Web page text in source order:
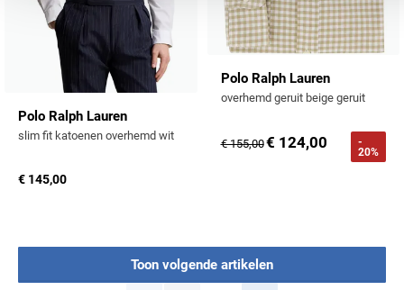
Polo Ralph Lauren
slim fit katoenen overhemd wit
€ 145,00
Polo Ralph Lauren
overhemd geruit beige geruit
€ 155,00€ 124,00
-
20%
Toon volgende artikelen